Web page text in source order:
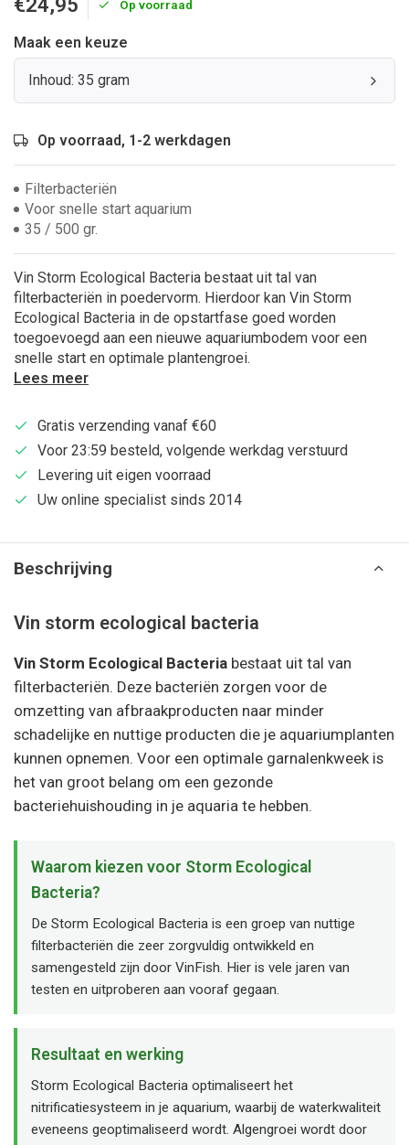
Op voorraad
Maak een keuze
Inhoud: 35 gram
Op voorraad, 1-2 werkdagen
Filterbacteriën
Voor snelle start aquarium
35 / 500 gr.
Vin Storm Ecological Bacteria bestaat uit tal van
filterbacteriën in poedervorm. Hierdoor kan Vin Storm
Ecological Bacteria in de opstartfase goed worden
toegoevoegd aan een nieuwe aquariumbodem voor een
snelle start en optimale plantengroei.
Lees meer
Gratis verzending vanaf €60
Voor 23:59 besteld, volgende werkdag verstuurd
Levering uit eigen voorraad
Uw online specialist sinds 2014
Beschrijving
Vin storm ecological bacteria
Vin Storm Ecological Bacteria bestaat uit tal van
filterbacteriën. Deze bacteriën zorgen voor de
omzetting van afbraakproducten naar minder
schadelijke en nuttige producten die je aquariumplanten
kunnen opnemen. Voor een optimale garnalenkweek is
het van groot belang om een gezonde
bacteriehuishouding in je aquaria te hebben.
Waarom kiezen voor Storm Ecological
Bacteria?
De Storm Ecological Bacteria is een groep van nuttige
filterbacteriën die zeer zorgvuldig ontwikkeld en
samengesteld zijn door VinFish. Hier is vele jaren van
testen en uitproberen aan vooraf gegaan.
Resultaat en werking
Storm Ecological Bacteria optimaliseert het
nitrificatiesysteem in je aquarium, waarbij de waterkwaliteit
eveneens geoptimaliseerd wordt. Algengroei wordt door